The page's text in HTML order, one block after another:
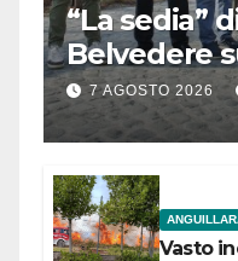
“La sedia”
Belvedere
Bracciano:
7 AGOSTO 2026
Vasto